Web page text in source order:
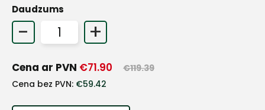
Daudzums
- +
Cena ar PVN €71.90 €119.39
Cena bez PVN: €59.42
Sazinies
+